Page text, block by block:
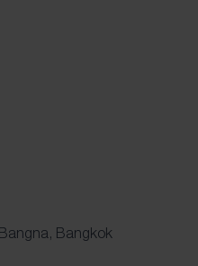
Bangkok